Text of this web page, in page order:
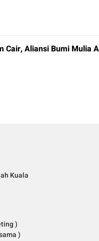
Cair, Aliansi Bumi Mulia
Kuala
)
)